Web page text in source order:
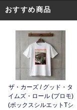
おすすめ商品
ザ・カーズ / グッド・タ
イムズ・ロール (プロモ)
(ボックスシルエットTシ